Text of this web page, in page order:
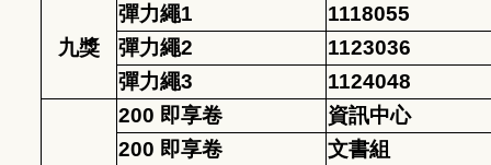
九獎
彈力繩1
1118055
彈力繩2
1123036
彈力繩3
1124048
200 即享卷
資訊中心
200 即享卷
文書組